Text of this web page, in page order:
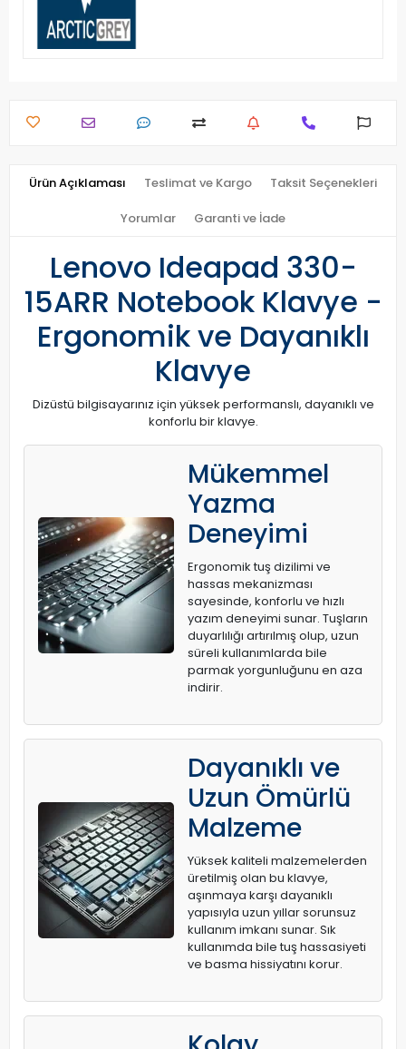
Ürün Açıklaması Teslimat ve Kargo Taksit Seçenekleri
Yorumlar Garanti ve İade
Lenovo Ideapad 330-
15ARR Notebook Klavye -
Ergonomik ve Dayanıklı
Klavye
Dizüstü bilgisayarınız için yüksek performanslı, dayanıklı ve
konforlu bir klavye.
Mükemmel
Yazma
Deneyimi
Ergonomik tuş dizilimi ve
hassas mekanizması
sayesinde, konforlu ve hızlı
yazım deneyimi sunar. Tuşların
duyarlılığı artırılmış olup, uzun
süreli kullanımlarda bile
parmak yorgunluğunu en aza
indirir.
Dayanıklı ve
Uzun Ömürlü
Malzeme
Yüksek kaliteli malzemelerden
üretilmiş olan bu klavye,
aşınmaya karşı dayanıklı
yapısıyla uzun yıllar sorunsuz
kullanım imkanı sunar. Sık
kullanımda bile tuş hassasiyeti
ve basma hissiyatını korur.